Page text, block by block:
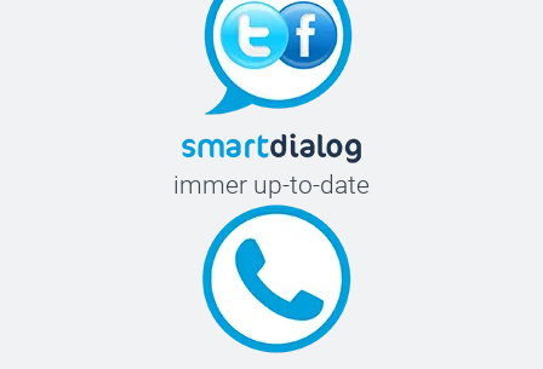
immer up-to-date